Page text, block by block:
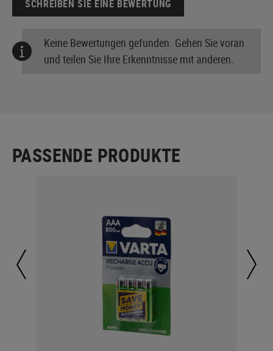
SCHREIBEN SIE EINE BEWERTUNG
Keine Bewertungen gefunden. Gehen Sie voran
und teilen Sie Ihre Erkenntnisse mit anderen.
PASSENDE PRODUKTE